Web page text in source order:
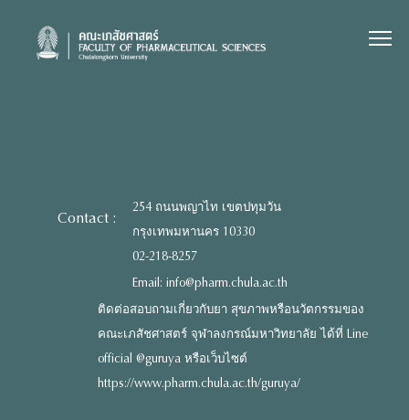
content
Contact :
254 ถนนพญาไท เขตปทุมวัน
กรุงเทพมหานคร 10330
02-218-8257
Email: info@pharm.chula.ac.th
ติดต่อสอบถามเกี่ยวกับยา สุขภาพหรือนวัตกรรมของ
คณะเภสัชศาสตร์ จุฬาลงกรณ์มหาวิทยาลัย ได้ที่ Line
official @guruya หรือเว็บไซต์
https://www.pharm.chula.ac.th/guruya/